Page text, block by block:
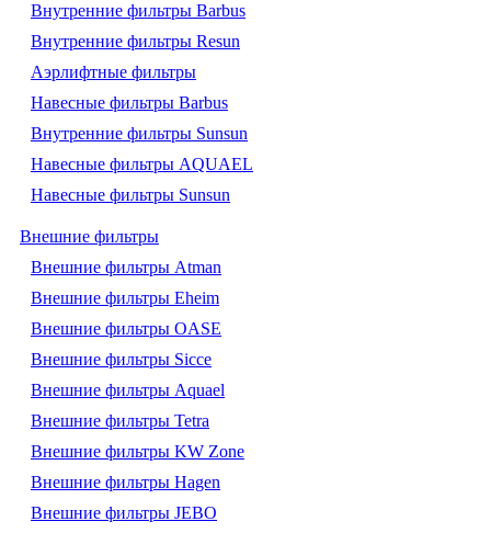
Внутренние фильтры Barbus
Внутренние фильтры Resun
Аэрлифтные фильтры
Навесные фильтры Barbus
Внутренние фильтры Sunsun
Навесные фильтры AQUAEL
Навесные фильтры Sunsun
Внешние фильтры
Внешние фильтры Atman
Внешние фильтры Eheim
Внешние фильтры OASE
Внешние фильтры Sicce
Внешние фильтры Aquael
Внешние фильтры Tetra
Внешние фильтры KW Zone
Внешние фильтры Hagen
Внешние фильтры JEBO